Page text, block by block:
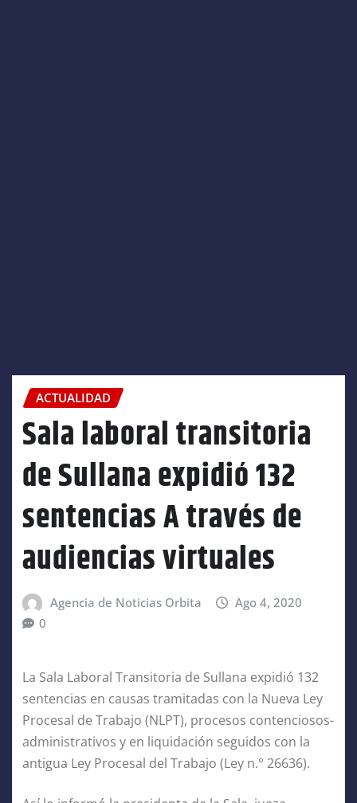
ACTUALIDAD
Sala laboral transitoria
de Sullana expidió 132
sentencias A través de
audiencias virtuales
Agencia de Noticias Orbita
Ago 4, 2020
0
La Sala Laboral Transitoria de Sullana expidió 132
sentencias en causas tramitadas con la Nueva Ley
Procesal de Trabajo (NLPT), procesos contenciosos-
administrativos y en liquidación seguidos con la
antigua Ley Procesal del Trabajo (Ley n.° 26636).